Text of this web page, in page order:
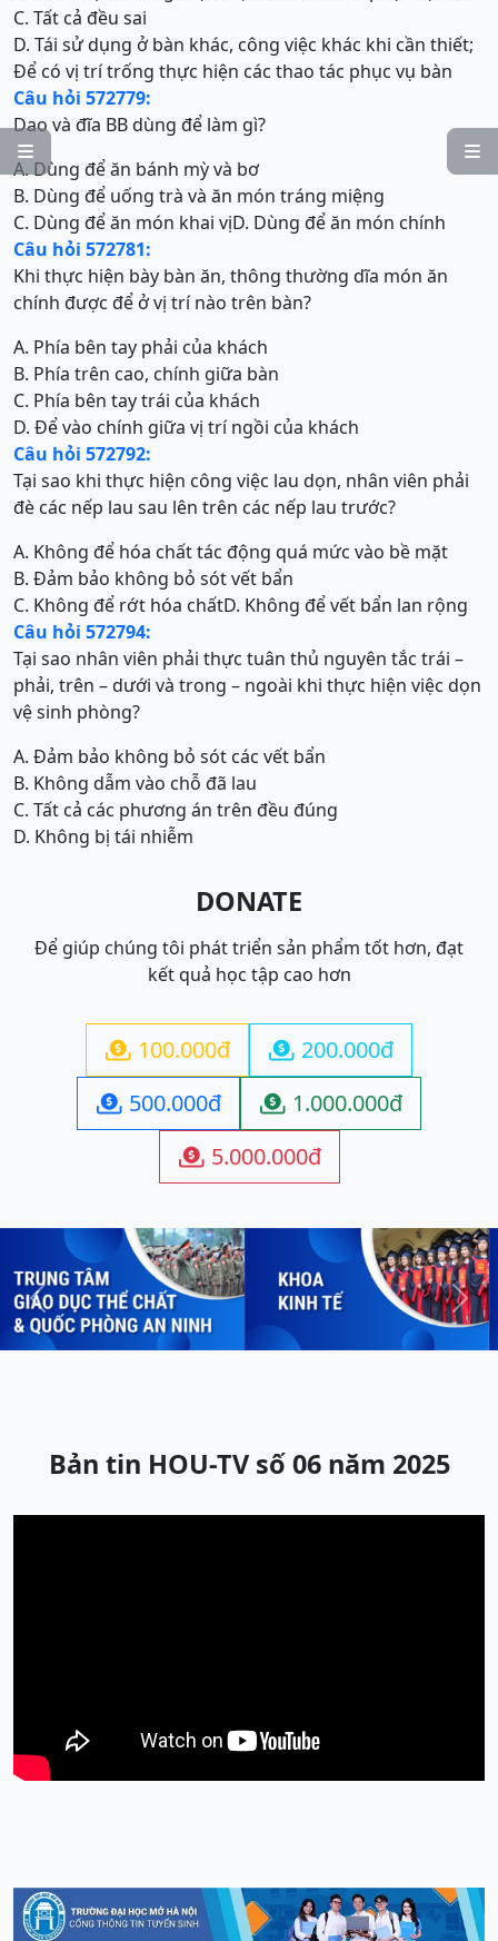


C. Tất cả đều sai
D. Tái sử dụng ở bàn khác, công việc khác khi cần thiết;
Để có vị trí trống thực hiện các thao tác phục vụ bàn
Câu hỏi 572779:
Dao và đĩa BB dùng để làm gì?
A. Dùng để ăn bánh mỳ và bơ
B. Dùng để uống trà và ăn món tráng miệng
C. Dùng để ăn món khai vịD. Dùng để ăn món chính
Câu hỏi 572781:
Khi thực hiện bày bàn ăn, thông thường dĩa món ăn
chính được để ở vị trí nào trên bàn?
A. Phía bên tay phải của khách
B. Phía trên cao, chính giữa bàn
C. Phía bên tay trái của khách
D. Để vào chính giữa vị trí ngồi của khách
Câu hỏi 572792:
Tại sao khi thực hiện công việc lau dọn, nhân viên phải
đè các nếp lau sau lên trên các nếp lau trước?
A. Không để hóa chất tác động quá mức vào bề mặt
B. Đảm bảo không bỏ sót vết bẩn
C. Không để rớt hóa chấtD. Không để vết bẩn lan rộng
Câu hỏi 572794:
Tại sao nhân viên phải thực tuân thủ nguyên tắc trái –
phải, trên – dưới và trong – ngoài khi thực hiện việc dọn
vệ sinh phòng?
A. Đảm bảo không bỏ sót các vết bẩn
B. Không dẫm vào chỗ đã lau
C. Tất cả các phương án trên đều đúng
D. Không bị tái nhiễm
DONATE
Để giúp chúng tôi phát triển sản phẩm tốt hơn, đạt
kết quả học tập cao hơn
 100.000đ  200.000đ
 500.000đ  1.000.000đ
 5.000.000đ
Previous Next
Bản tin HOU-TV số 06 năm 2025